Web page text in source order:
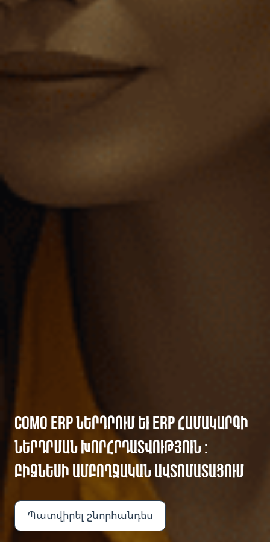
COMO ERP ՆԵՐԴՐՈՒՄ ԵՒ ERP ՀԱՄԱԿԱՐԳԻ
ՆԵՐԴՐՄԱՆ ԽՈՐՀՐԴԱՏՎՈՒԹՅՈՒՆ ։ Բ
ԻԶՆԵՍԻ ԱՄԲՈՂՋԱԿԱՆ ԱՎՏՈՄԱՏԱՑՈՒՄ
Պատվիրել շնորհանդես